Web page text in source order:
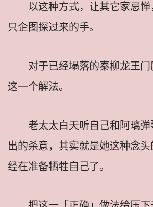
以这种方式，让其它家忌
只企图探过来的手。
对于已经塌落的秦柳龙王
这一个解法。
老太太白天听自己和阿璃
出的杀意，其实就是她这种念
经在准备牺牲自己了。